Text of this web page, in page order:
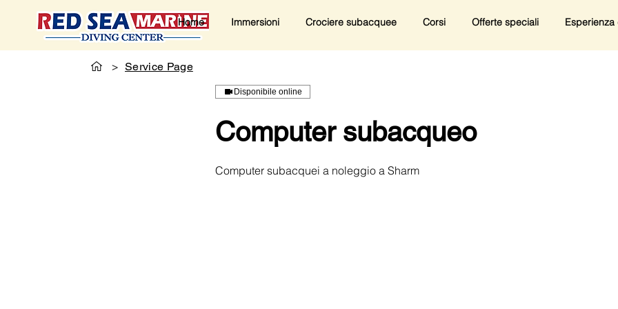
Home Immersioni Crociere subacquee Corsi Offerte speciali Esperienza
Disponibile online
Computer subacqueo
Computer subacquei a noleggio a Sharm
> Service Page